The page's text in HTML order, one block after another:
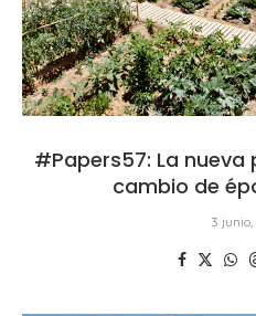
#Papers57: La
cambio de
3 junio,